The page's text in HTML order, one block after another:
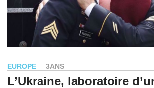
EUROPE 3ANS
L’Ukraine, laboratoire